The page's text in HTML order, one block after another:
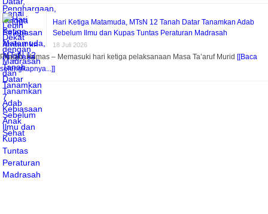
Hari Ketiga Matamuda, MTsN 12 Tanah Datar Tanamkan Adab
Sebelum Ilmu dan Kupas Tuntas Peraturan Madrasah
18 Juli 2026
Pitalah, Humas – Memasuki hari ketiga pelaksanaan Masa Ta’aruf Murid [[Baca
selengkapnya...]]